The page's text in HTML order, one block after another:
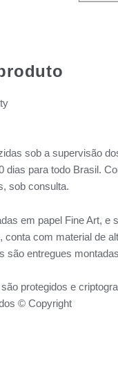
sob a supervisão
dias para todo Brasil.
sob consulta.
em papel Fine Art, e
conta com material de
são entregues
protegidos e
© Copyright